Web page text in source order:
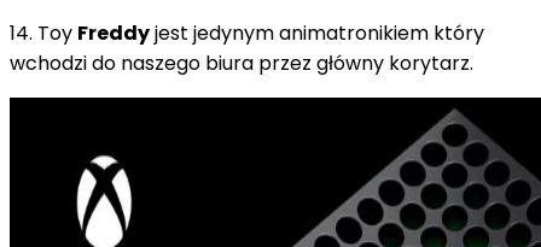
14. Toy Freddyjest jedynym animatronikiem który
wchodzi do naszego biura przez główny korytarz.